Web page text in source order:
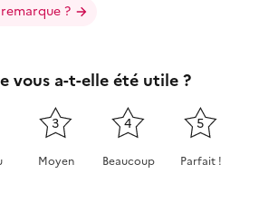
?
vous a-t-elle été utile ?
3
Moyen
4
Beaucoup
5
Parfait !